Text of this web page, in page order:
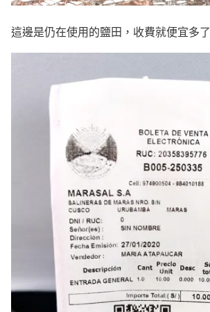
這邊是仍在使用的鹽田，收費就便宜多了